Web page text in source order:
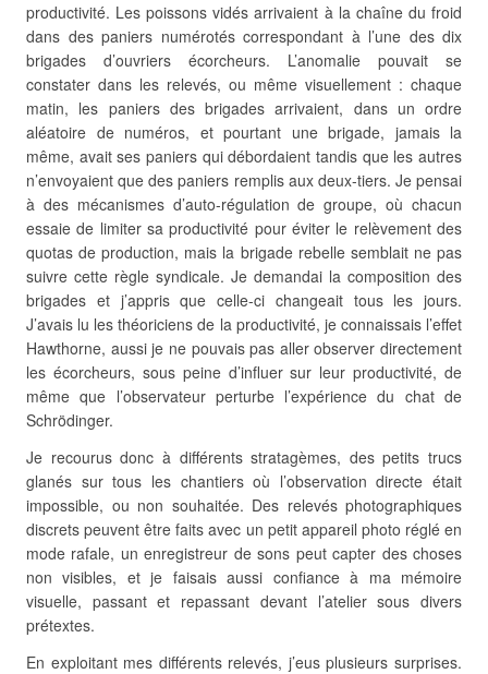
productivité. Les poissons vidés arrivaient à la chaîne du froid
dans des paniers numérotés correspondant à l’une des dix
brigades d’ouvriers écorcheurs. L’anomalie pouvait se
constater dans les relevés, ou même visuellement : chaque
matin, les paniers des brigades arrivaient, dans un ordre
aléatoire de numéros, et pourtant une brigade, jamais la
même, avait ses paniers qui débordaient tandis que les autres
n’envoyaient que des paniers remplis aux deux-tiers. Je pensai
à des mécanismes d’auto-régulation de groupe, où chacun
essaie de limiter sa productivité pour éviter le relèvement des
quotas de production, mais la brigade rebelle semblait ne pas
suivre cette règle syndicale. Je demandai la composition des
brigades et j’appris que celle-ci changeait tous les jours.
J’avais lu les théoriciens de la productivité, je connaissais l’effet
Hawthorne, aussi je ne pouvais pas aller observer directement
les écorcheurs, sous peine d’influer sur leur productivité, de
même que l’observateur perturbe l’expérience du chat de
Schrödinger.
Je recourus donc à différents stratagèmes, des petits trucs
glanés sur tous les chantiers où l’observation directe était
impossible, ou non souhaitée. Des relevés photographiques
discrets peuvent être faits avec un petit appareil photo réglé en
mode rafale, un enregistreur de sons peut capter des choses
non visibles, et je faisais aussi confiance à ma mémoire
visuelle, passant et repassant devant l’atelier sous divers
prétextes.
En exploitant mes différents relevés, j’eus plusieurs surprises.